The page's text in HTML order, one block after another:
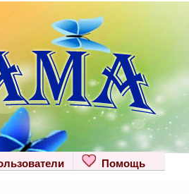
Помощь